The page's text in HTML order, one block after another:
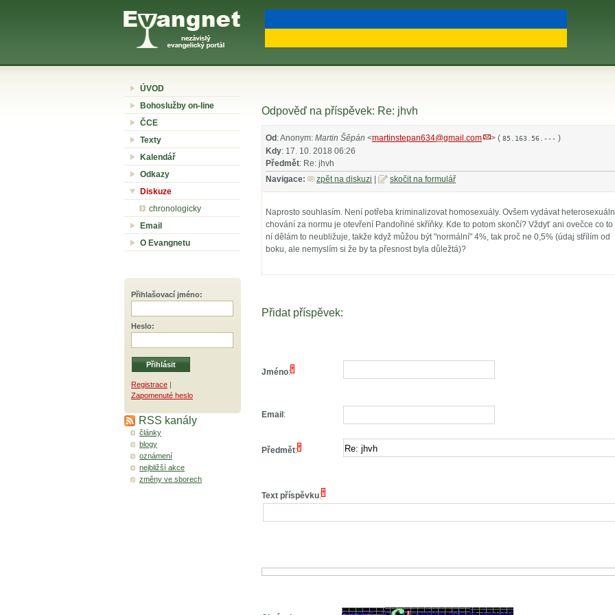
ÚVOD
Bohoslužby on-line
ČCE
Texty
Kalendář
Odkazy
Diskuze
chronologicky
Email
O Evangnetu
Přihlašovací jméno:
Heslo:
Registrace |
Zapomenuté heslo
RSS kanály
články
blogy
oznámení
nejbližší akce
změny ve sborech
Odpověď na příspěvek: Re: jhvh
Od : Anonym: Martin Šěpán <martinstepan634@gmail.com > ( 85.163.56.--- )
Kdy: 17. 10. 2018 06:26
Předmět: Re: jhvh
Navigace:
zpět na diskuzi skočit na formulář
Naprosto souhlasím. Není potřeba kriminalizovat homosexuály. Ovšem vydávat
chování za normu je otevření Pandořiné skříňky. Kde to potom skončí? Vždyť ani ovečce co to
ní dělám to neubližuje, takže když můžou být "normální" 4%, tak proč ne 0,5% (údaj střílím od
boku, ale nemyslím si že by ta přesnost byla důležtá)?
Přidat příspěvek:
Jméno:*
Email :
Předmět:*
Text příspěvku:*